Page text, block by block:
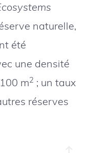
naturelle,
été
une densité
m2 ; un taux
réserves